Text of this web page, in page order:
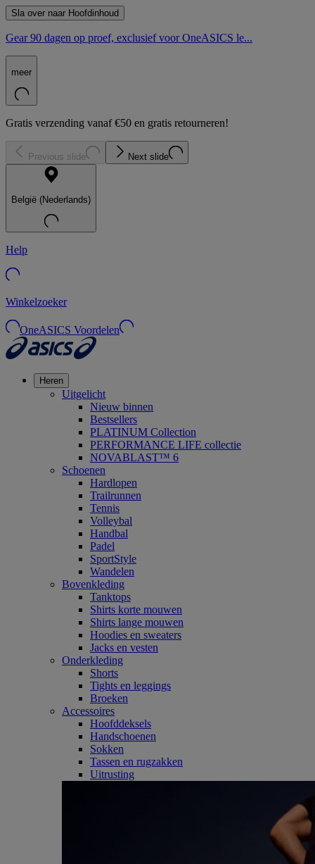
Sla over naar Hoofdinhoud
Gear 90 dagen op proef, exclusief voor OneASICS le...
meer
Gratis verzending vanaf €50 en gratis retourneren!
Previous slide Next slide
België (Nederlands)
Help
Winkelzoeker
OneASICS Voordelen
Heren
Uitgelicht
Nieuw binnen
Bestsellers
PLATINUM Collection
PERFORMANCE LIFE collectie
NOVABLAST™ 6
Schoenen
Hardlopen
Trailrunnen
Tennis
Volleybal
Handbal
Padel
SportStyle
Wandelen
Bovenkleding
Tanktops
Shirts korte mouwen
Shirts lange mouwen
Hoodies en sweaters
Jacks en vesten
Onderkleding
Shorts
Tights en leggings
Broeken
Accessoires
Hoofddeksels
Handschoenen
Sokken
Tassen en rugzakken
Uitrusting